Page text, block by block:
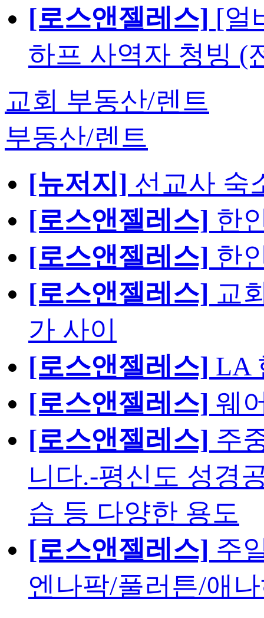
[로스앤젤레스] [얼
하프 사역자 청빙 (
교회 부동산/렌트
부동산/렌트
[뉴저지] 선교사 숙
[로스앤젤레스] 한
[로스앤젤레스] 한
[로스앤젤레스] 교
가 사이
[로스앤젤레스] LA
[로스앤젤레스] 웨
[로스앤젤레스] 주
니다.-평신도 성경
습 등 다양한 용도
[로스앤젤레스] 주
엔나팍/풀러튼/애